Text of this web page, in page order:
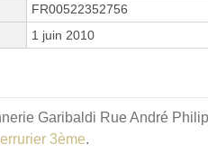
FR00522352756
1 juin 2010
Garibaldi Rue André
3ème.